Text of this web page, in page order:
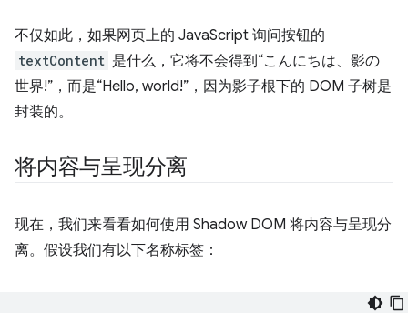
不仅如此，如果网页上的 JavaScript 询问按钮的
textContent 是什么，它将不会得到“こんにちは、影の
世界!”，而是“Hello, world!”，因为影子根下的 DOM 子树是
封装的。
将内容与呈现分离
现在，我们来看看如何使用 Shadow DOM 将内容与呈现分
离。假设我们有以下名称标签：